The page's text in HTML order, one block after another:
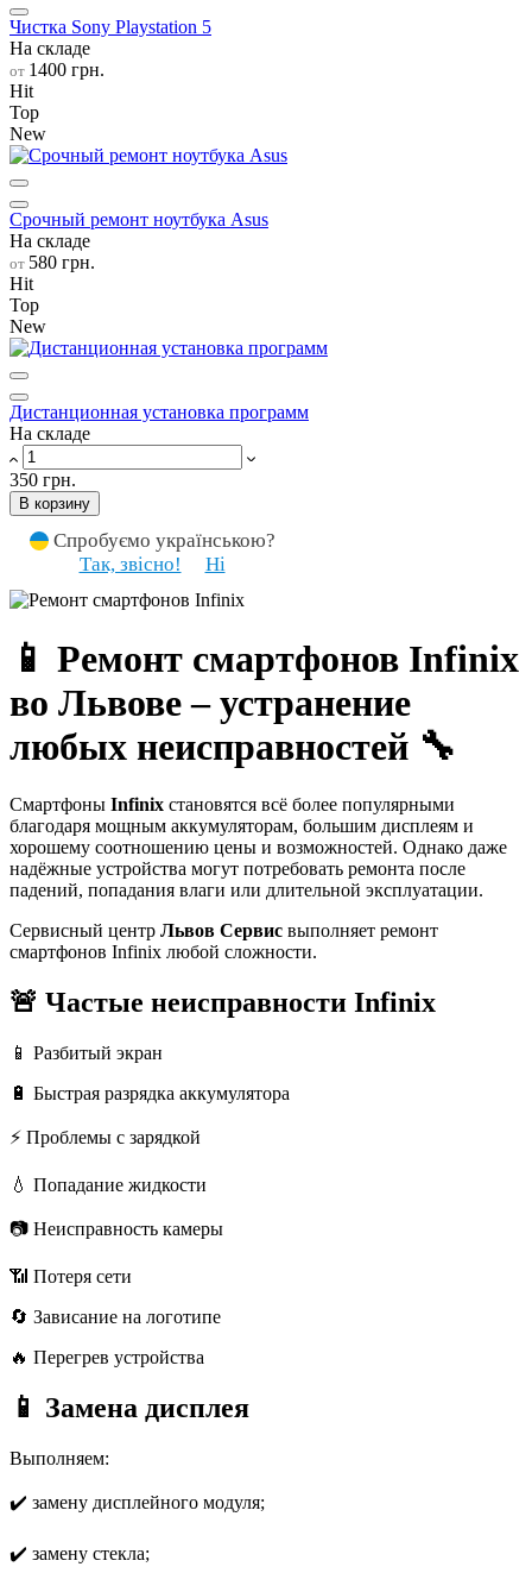
Чистка Sony Playstation 5
На складе
от 1400 грн.
Hit
Top
New
Срочный ремонт ноутбука Asus
На складе
от 580 грн.
Hit
Top
New
Дистанционная установка программ
На складе
350 грн.
В корзину
Спробуємо українською?
Так, звісно!
Ні
📱 Ремонт смартфонов Infinix
во Львове – устранение
любых неисправностей 🔧
Смартфоны Infinix становятся всё более популярными
благодаря мощным аккумуляторам, большим дисплеям и
хорошему соотношению цены и возможностей. Однако даже
надёжные устройства могут потребовать ремонта после
падений, попадания влаги или длительной эксплуатации.
Сервисный центр Львов Сервис выполняет ремонт
смартфонов Infinix любой сложности.
🚨 Частые неисправности Infinix
📱 Разбитый экран
🔋 Быстрая разрядка аккумулятора
⚡ Проблемы с зарядкой
💧 Попадание жидкости
📷 Неисправность камеры
📶 Потеря сети
🔄 Зависание на логотипе
🔥 Перегрев устройства
📱 Замена дисплея
Выполняем:
✔️ замену дисплейного модуля;
✔️ замену стекла;